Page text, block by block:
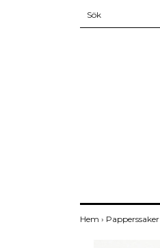
Hem › Papperssaker